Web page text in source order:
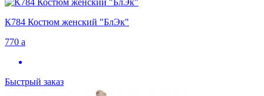
К784 Костюм женский "БлЭк"
770 a
Быстрый заказ